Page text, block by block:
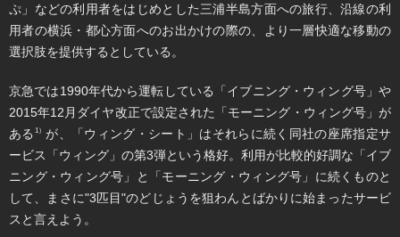
ぷ」などの利用者をはじめとした三浦半島方面への旅行、沿線の利
用者の横浜・都心方面へのお出かけの際の、より一層快適な移動の
選択肢を提供するとしている。
京急では1990年代から運転している「イブニング・ウィング号」や
2015年12月ダイヤ改正で設定された「モーニング・ウィング号」が
ある 1） が、「ウィング・シート」はそれらに続く同社の座席指定サ
ービス「ウィング」の第3弾という格好。利用が比較的好調な「イブ
ニング・ウィング号」と「モーニング・ウィング号」に続くものと
して、まさに"3匹目"のどじょうを狙わんとばかりに始まったサービ
スと言えよう。